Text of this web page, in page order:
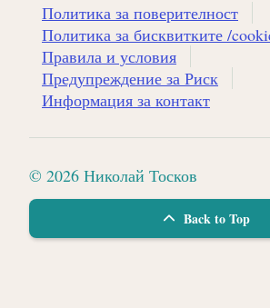
Политика за поверителност
Политика за бисквитките /
Правила и условия
Предупреждение за Риск
Информация за контакт
© 2026 Николай Тосков
Back to Top